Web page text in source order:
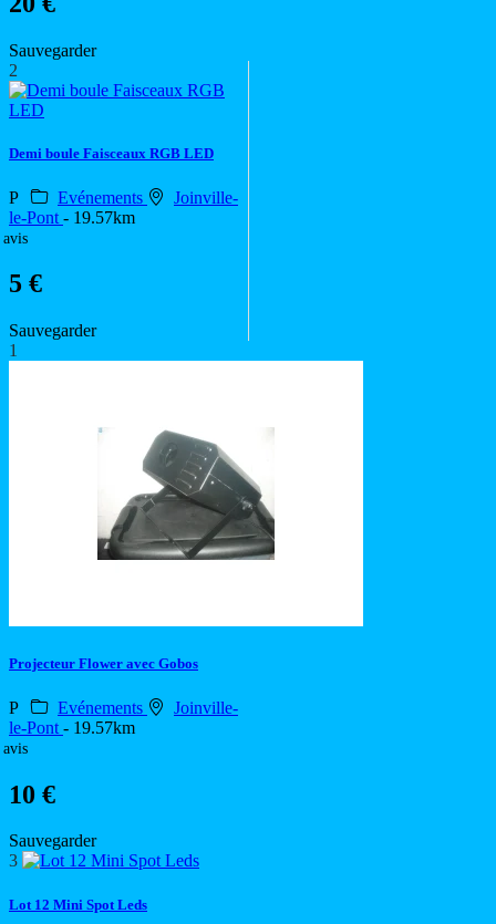
Sauvegarder
2
Demi boule Faisceaux RGB LED
P Evénements
Joinville-
le-Pont - 19.57km
avis
5 €
Sauvegarder
1
Projecteur Flower avec Gobos
P Evénements
Joinville-
le-Pont - 19.57km
avis
10 €
Sauvegarder
3
Lot 12 Mini Spot Leds